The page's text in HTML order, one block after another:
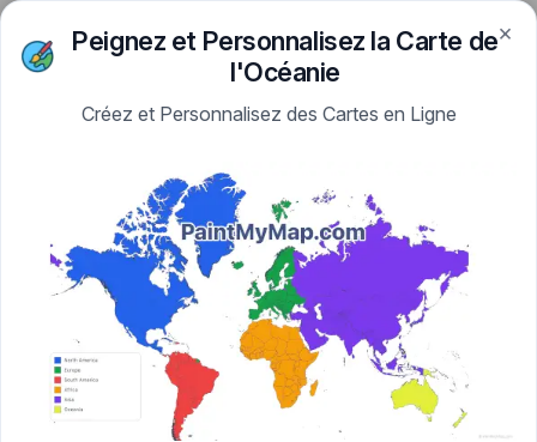
Skip to content
PaintMyMap ×
Peignez et Personnalisez la Carte de
l'Océanie
Créez et Personnalisez des Cartes en Ligne